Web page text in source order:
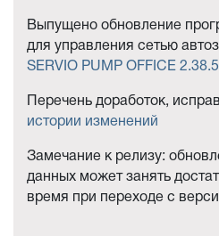
Выпущено обновление
для управления сетью
SERVIO PUMP OFFICE 2.38.5
Перечень доработок,
истории изменений
Замечание к релизу:
данных может занять
время при переходе с